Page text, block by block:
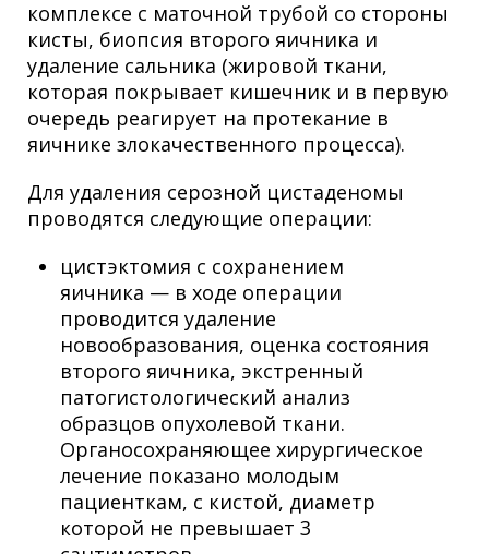
комплексе с маточной трубой со стороны
кисты, биопсия второго яичника и
удаление сальника (жировой ткани,
которая покрывает кишечник и в первую
очередь реагирует на протекание в
яичнике злокачественного процесса).
Для удаления серозной цистаденомы
проводятся следующие операции:
цистэктомия с сохранением
яичника — в ходе операции
проводится удаление
новообразования, оценка состояния
второго яичника, экстренный
патогистологический анализ
образцов опухолевой ткани.
Органосохраняющее хирургическое
лечение показано молодым
пациенткам, с кистой, диаметр
которой не превышает 3